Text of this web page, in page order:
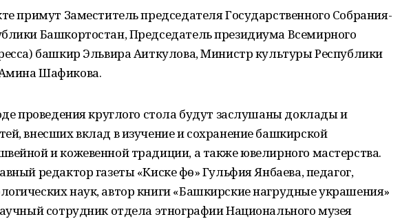
примут Заместитель председателя Государственного Собрания-
Башкортостан, Председатель президиума Всемирного
башкир Эльвира Аиткулова, Министр культуры Республики
Шафикова.
проведения круглого стола будут заслушаны доклады и
внесших вклад в изучение и сохранение башкирской
и кожевенной традиции, а также ювелирного мастерства.
редактор газеты «Киске Өфө» Гульфия Янбаева, педагог,
наук, автор книги «Башкирские нагрудные украшения»
сотрудник отдела этнографии Национального музея